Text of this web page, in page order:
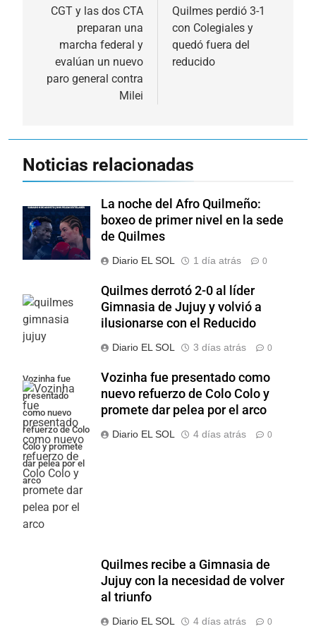
de
entradas
CGT y las dos CTA
preparan una
marcha federal y
evalúan un nuevo
paro general contra
Milei
Quilmes perdió 3-1
con Colegiales y
quedó fuera del
reducido
Noticias relacionadas
La noche del Afro Quilmeño:
boxeo de primer nivel en la sede
de Quilmes
Diario EL SOL 1 día atrás 0
Quilmes derrotó 2-0 al líder
Gimnasia de Jujuy y volvió a
ilusionarse con el Reducido
Diario EL SOL 3 días atrás 0
Vozinha fue
presentado
como nuevo
refuerzo de Colo
Colo y promete
dar pelea por el
arco
Vozinha fue presentado como
nuevo refuerzo de Colo Colo y
promete dar pelea por el arco
Diario EL SOL 4 días atrás 0
Quilmes recibe a Gimnasia de
Jujuy con la necesidad de volver
al triunfo
Diario EL SOL 4 días atrás 0